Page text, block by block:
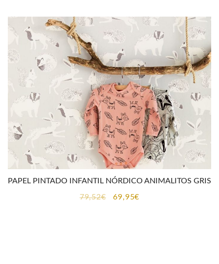
PAPEL PINTADO INFANTIL NÓRDICO ANIMALITOS GRIS
79,52€
El69,95€